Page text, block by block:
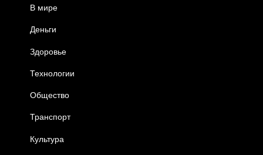
В мире
Деньги
Здоровье
Технологии
Общество
Транспорт
Культура